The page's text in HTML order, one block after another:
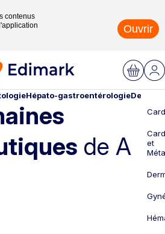
contenus
Ouvrir
Hépato-gastroentérologie
de A
et